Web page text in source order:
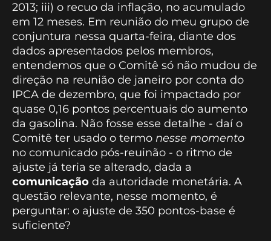
2013; iii) o recuo da inflação, no acumulado
em 12 meses. Em reunião do meu grupo de
conjuntura nessa quarta-feira, diante dos
dados apresentados pelos membros,
entendemos que o Comitê só não mudou de
direção na reunião de janeiro por conta do
IPCA de dezembro, que foi impactado por
quase 0,16 pontos percentuais do aumento
da gasolina. Não fosse esse detalhe - daí o
Comitê ter usado o termo nesse momento
no comunicado pós-reuinão - o ritmo de
ajuste já teria se alterado, dada a
comunicação da autoridade monetária. A
questão relevante, nesse momento, é
perguntar: o ajuste de 350 pontos-base é
suficiente?